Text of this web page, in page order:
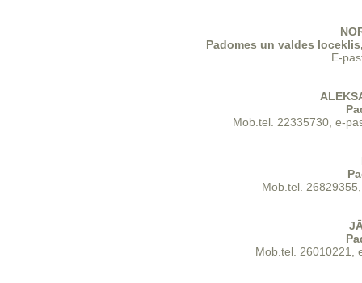
Padomes un valdes
E-
‍Mob.tel. 22335730, e-
Mob.tel.
‍Mob.tel. 26010221,